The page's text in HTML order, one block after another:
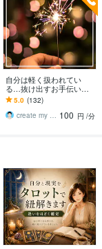
自分は軽く扱われてい
る…抜け出すお手伝いを
します バカにされる、都
合よく使われる、マウン
トを取られるとき
5.0 (132)
create my life 100 円 /分